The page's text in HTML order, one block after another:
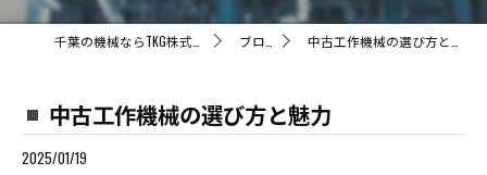
ブログ 中古工作機械の選び方と魅力
中古工作機械の選び方と魅力
2025/01/19